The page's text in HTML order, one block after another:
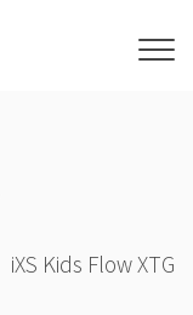
iXS Kids Flow XTG